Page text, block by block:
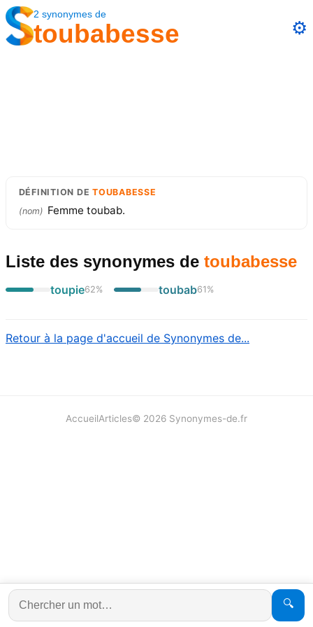
2 synonymes de
toubabesse ⚙️
DÉFINITION DETOUBABESSE
(nom) Femme toubab.
Liste des synonymes de toubabesse
toupie62% toubab61 %
Retour à la page d'accueil de Synonymes de...
🔍
AccueilArticles© 2026 Synonymes-de.fr